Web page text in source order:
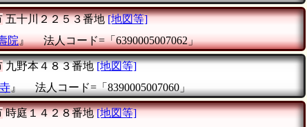
五十川２２５３番地 [地図等]
院』 法人コード=「6390005007062」
九野本４８３番地 [地図等]
』 法人コード=「8390005007060」
時庭１４２８番地 [地図等]